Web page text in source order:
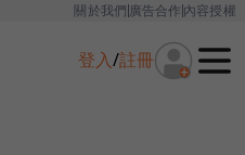
關於我們廣告合作內容授權
登入/註冊